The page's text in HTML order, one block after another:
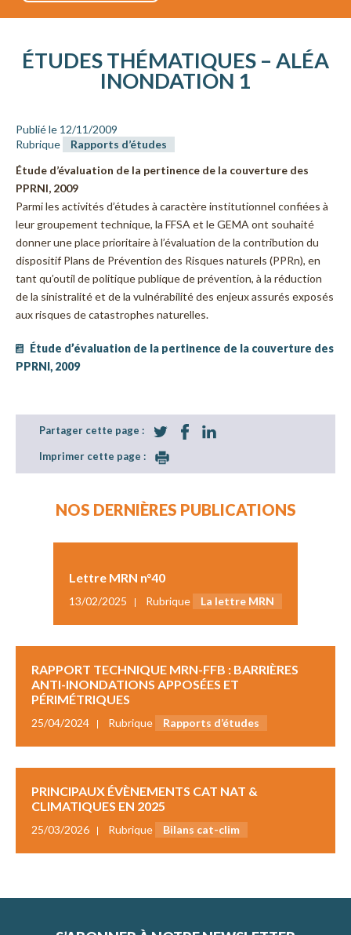
ÉTUDES THÉMATIQUES – ALÉA
INONDATION 1
Publié le 12/11/2009
Rubrique
Rapports d’études
Étude d’évaluation de la pertinence de la couverture des
PPRNI, 2009
Parmi les activités d’études à caractère institutionnel confiées à
leur groupement technique, la FFSA et le GEMA ont souhaité
donner une place prioritaire à l’évaluation de la contribution du
dispositif Plans de Prévention des Risques naturels (PPRn), en
tant qu’outil de politique publique de prévention, à la réduction
de la sinistralité et de la vulnérabilité des enjeux assurés exposés
aux risques de catastrophes naturelles.
Étude d’évaluation de la pertinence de la couverture des
PPRNI, 2009
Partager cette page :
Imprimer cette page :
NOS DERNIÈRES PUBLICATIONS
Lettre MRN n°40
13/02/2025 Rubrique La lettre MRN
RAPPORT TECHNIQUE MRN-FFB : BARRIÈRES
ANTI-INONDATIONS APPOSÉES ET
PÉRIMÉTRIQUES
25/04/2024 Rubrique Rapports d’études
PRINCIPAUX ÉVÈNEMENTS CAT NAT &
CLIMATIQUES EN 2025
25/03/2026 Rubrique Bilans cat-clim